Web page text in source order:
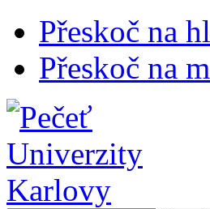
Přeskoč na
Přeskoč na